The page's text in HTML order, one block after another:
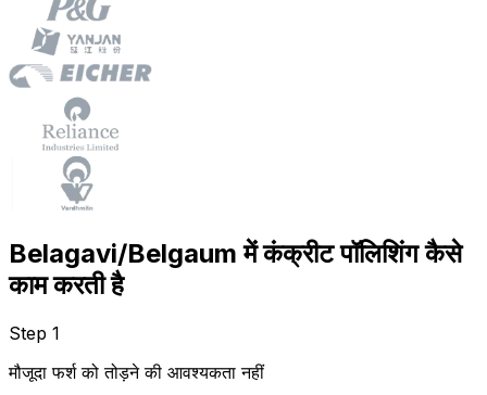
Belagavi/Belgaum में कंक्रीट पॉलिशिंग कैसे
काम करती है
Step 1
मौजूदा फर्श को तोड़ने की आवश्यकता नहीं